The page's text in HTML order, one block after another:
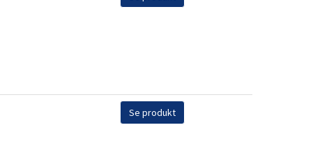
Se produkt